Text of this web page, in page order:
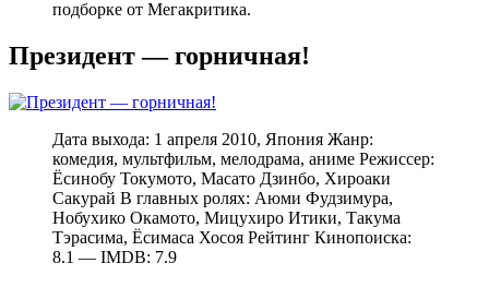
подборке от Мегакритика.
Президент — горничная!
Дата выхода: 1 апреля 2010, Япония Жанр:
комедия, мультфильм, мелодрама, аниме Режиссер:
Ёсинобу Токумото, Масато Дзинбо, Хироаки
Сакурай В главных ролях: Аюми Фудзимура,
Нобухико Окамото, Мицухиро Итики, Такума
Тэрасима, Ёсимаса Хосоя Рейтинг Кинопоиска:
8.1 — IMDB: 7.9